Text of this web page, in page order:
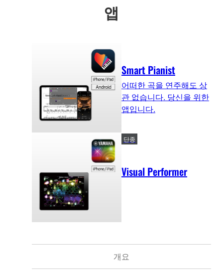
앱
Smart Pianist
어떠한 곡을 연주해도 상
관 없습니다. 당신을 위한
앱입니다.
Visual Performer
단종
개요